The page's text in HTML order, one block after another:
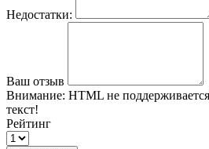
Недостатки:
Ваш отзыв
Внимание: HTML не
текст!
Рейтинг